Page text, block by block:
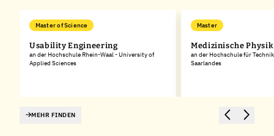
Master of Science
Usability Engineering
an der Hochschule Rhein-Waal - University of
Applied Sciences
Master
Medizinische Physik
an der Hochschule für
Saarlandes
MEHR FINDEN